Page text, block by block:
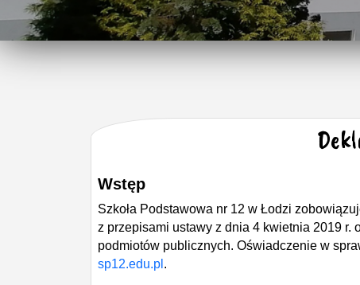
Wstęp
Szkoła Podstawowa nr 12 w Łodzi
z przepisami ustawy z dnia 4 kwietnia 2019
podmiotów publicznych. Oświadczenie w
sp12.edu.pl .